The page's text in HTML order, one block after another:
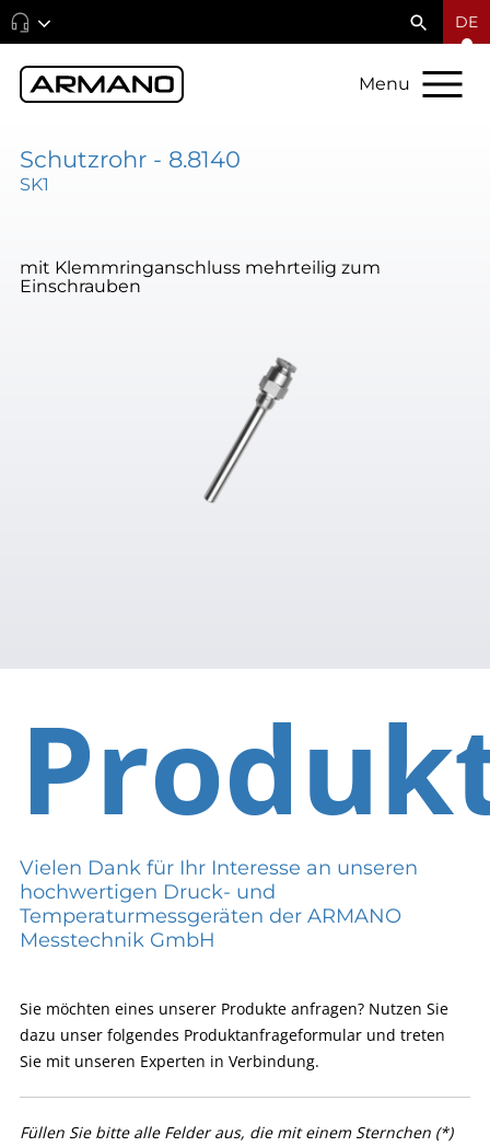
DE
Menu
Schutzrohr - 8.8140
SK1
mit Klemmringanschluss mehrteilig zum
Einschrauben
Vielen Dank für Ihr Interesse an unseren
hochwertigen Druck- und
Temperaturmessgeräten der ARMANO
Messtechnik GmbH
Sie möchten eines unserer Produkte anfragen? Nutzen Sie
dazu unser folgendes Produktanfrageformular und treten
Sie mit unseren Experten in Verbindung.
Füllen Sie bitte alle Felder aus, die mit einem Sternchen (*)